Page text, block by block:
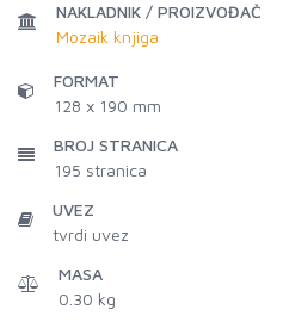
NAKLADNIK / PROIZVOĐAČ
Mozaik knjiga
FORMAT
128 x 190 mm
BROJ STRANICA
195 stranica
UVEZ
tvrdi uvez
MASA
0.30 kg